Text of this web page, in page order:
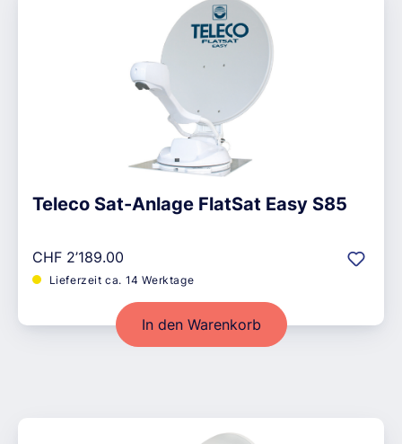
Teleco Sat-Anlage FlatSat Easy S85
Regulärer Preis:
CHF 2’189.00
Lieferzeit ca. 14 Werktage
In den Warenkorb